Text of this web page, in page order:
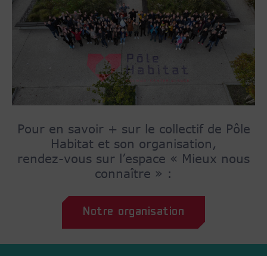
Pour en savoir + sur le collectif de Pôle
Habitat et son organisation,
rendez-vous sur l’espace « Mieux nous
connaître » :
Notre organisation